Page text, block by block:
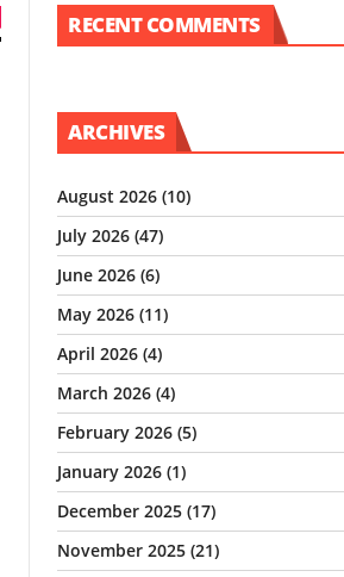
RECENT COMMENTS
ARCHIVES
August 2026 (10)
July 2026 (47)
June 2026 (6)
May 2026 (11)
April 2026 (4)
March 2026 (4)
February 2026 (5)
January 2026 (1)
December 2025 (17)
November 2025 (21)